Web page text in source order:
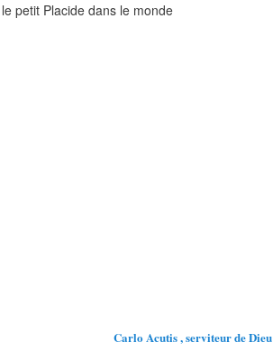
le petit Placide dans le monde
Carlo Acutis , serviteur de Dieu